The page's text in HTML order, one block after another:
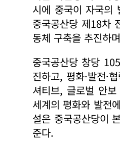
시에 중국이 자국의
중국공산당 제18차
동체 구축을 추진하
중국공산당 창당
진하고, 평화·발전·
셔티브, 글로벌 안
세계의 평화와 발전
설은 중국공산당이
준다.